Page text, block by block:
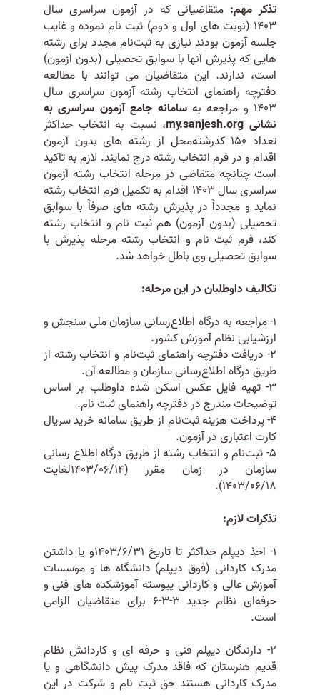
تذکر مهم: متقاضیانی که در آزمون سراسری سال
1403 (نوبت های اول و دوم) ثبت نام نموده و غایب
جلسه آزمون بودند نیازی به ثبت‌نام مجدد برای رشته
هایی که پذیرش آنها با سوابق تحصیلی (بدون آزمون)
است، ندارند. این متقاضیان می توانند با مطالعه
دفترچه راهنمای انتخاب رشته آزمون سراسری سال
1403 و مراجعه به
سامانه جامع آزمون سراسری به
نشانی my.sanjesh.org
، نسبت به انتخاب حداکثر
تعداد 150 کدرشته‌محل از رشته های بدون آزمون
اقدام و در فرم انتخاب رشته درج نمایند. لازم به تاکید
است چنانچه متقاضی در مرحله انتخاب رشته آزمون
سراسری سال 1403 اقدام به تکمیل فرم انتخاب رشته
نماید و مجدداً در پذیرش رشته های صرفاً با سوابق
تحصیلی (بدون آزمون) هم ثبت نام و انتخاب رشته
کند، فرم ثبت نام و انتخاب رشته مرحله پذیرش با
سوابق تحصیلی وی باطل خواهد شد.
تکالیف‌ داوطلبان در این مرحله:
1- مراجعه به درگاه اطلاع‌رسانی سازمان ملی سنجش و
ارزشیابی نظام آموزش کشور.
2- دریافت دفترچه راهنمای ثبت‌نام و انتخاب رشته از
طریق درگاه اطلاع‌رسانی سازمان و مطالعه آن.
3- تهیه فایل عکس اسکن شده داوطلب بر اساس
توضیحات مندرج در دفترچه راهنمای ثبت نام.
4- پرداخت هزینه ثبت‌نام از طریق سامانه خرید سریال
کارت اعتباری در آزمون.
5- ثبت‌نام و انتخاب رشته از طریق درگاه اطلاع رسانی
سازمان در زمان مقرر (1403/06/14لغایت
1403/06/18).
تذکرات لازم:
1- اخذ دیپلم حداکثر تا تاریخ 1403/6/31و یا داشتن
مدرک کاردانی (فوق دیپلم) دانشگاه ها و موسسات
آموزش عالی و کاردانی پیوسته آموزشکده های فنی و
حرفه‌ای نظام جدید 3-3-6 برای متقاضیان الزامی
است.
2- دارندگان دیپلم فنی و حرفه ای و کاردانش نظام
قدیم هنرستان که فاقد مدرک پیش دانشگاهی و یا
مدرک کاردانی هستند حق ثبت نام و شرکت در این